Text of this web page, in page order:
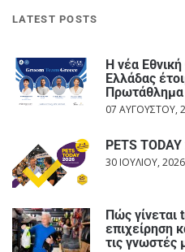
LATEST POSTS
Η νέα
Ελλάδας
Πρωτάθλημα
07 ΑΥΓΟΎΣΤΟΥ,
PETS
30 ΙΟΥΛΊΟΥ, 2026
Πώς γίνεται
επιχείρηση
τις γνωστές